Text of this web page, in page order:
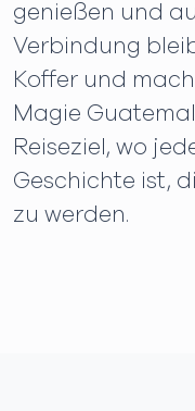
genießen und
Verbindung
Koffer und
Magie
Reiseziel, wo
Geschichte ist,
zu werden.